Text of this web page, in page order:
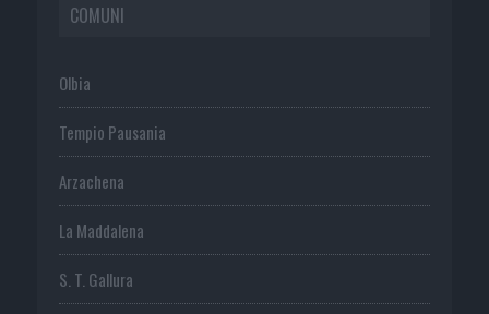
COMUNI
Olbia
Tempio Pausania
Arzachena
La Maddalena
S. T. Gallura